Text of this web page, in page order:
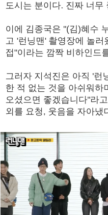
도시는 분이다. 진짜 너무
이에 김종국은 "(김)혜수
고 '런닝맨' 촬영장에 놀
접"이라는 깜짝 비하인드
그러자 지석진은 아직 '런
한 적 없는 것을 아쉬워하
오셨으면 좋겠습니다"라
외를 요청, 웃음을 자아냈